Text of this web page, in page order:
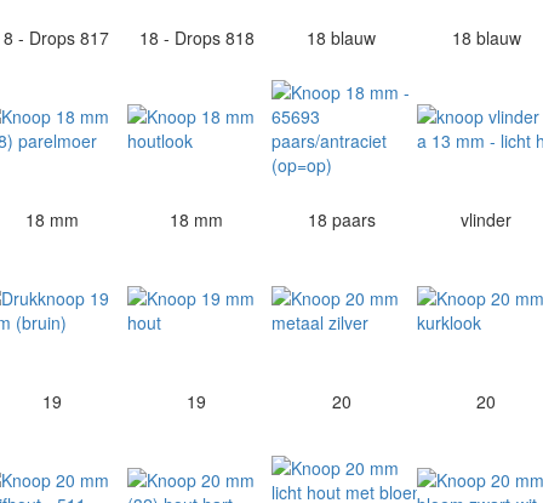
- Drops 817 18 - Drops 818 18 blauw 18 blauw
18 mm 18 mm 18 paars vlinder
19 19 20 20